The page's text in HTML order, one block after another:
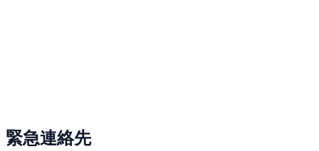
緊急連絡先